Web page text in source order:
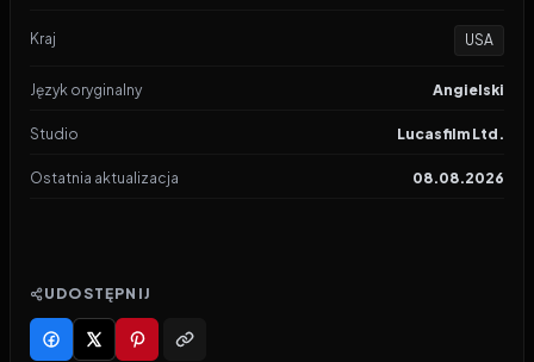
Kraj USA
Język oryginalny Angielski
Studio Lucasfilm Ltd.
Ostatnia aktualizacja 08.08.2026
UDOSTĘPNIJ